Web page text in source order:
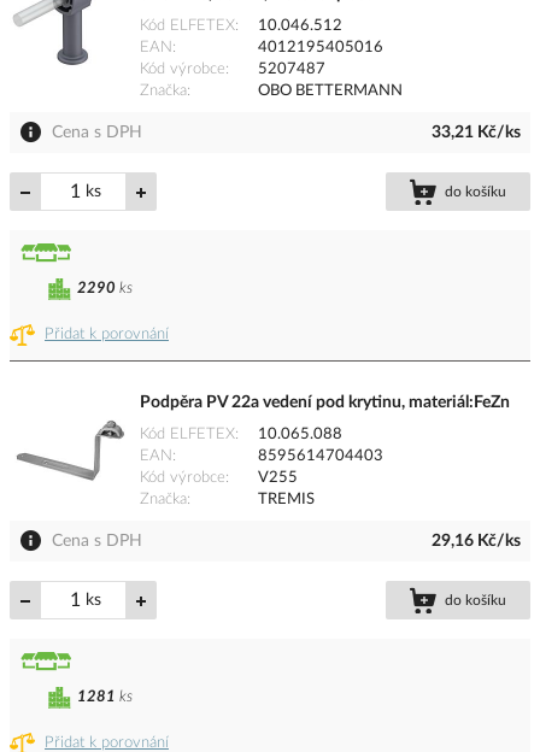
Kód ELFETEX
10.046.512
EAN
4012195405016
Kód výrobce
5207487
Značka
OBO BETTERMANN
Cena s DPH 33,21 Kč/ks
ks do košíku
Přidat k porovnání
2290 ks
Podpěra PV 22a vedení pod krytinu, materiál:FeZn
Kód ELFETEX
10.065.088
EAN
8595614704403
Kód výrobce
V255
Značka
TREMIS
Cena s DPH 29,16 Kč/ks
ks do košíku
Přidat k porovnání
1281 ks